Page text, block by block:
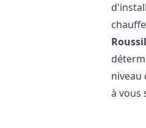
niveau
à vous